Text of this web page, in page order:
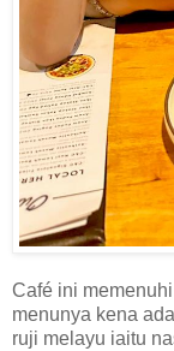
Café ini
menunya kena
ruji melayu iaitu